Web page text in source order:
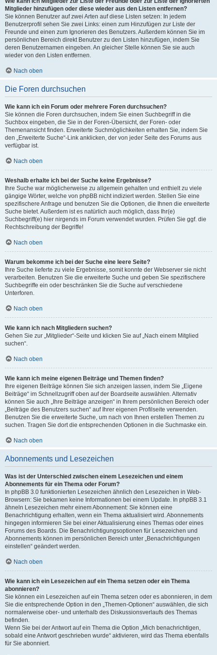
Mitglieder hinzufügen oder diese wieder aus den Listen entfernen?
Sie können Benutzer auf zwei Arten auf diese Listen setzen: In jedem
Benutzerprofil sehen Sie zwei Links: einen zum Hinzufügen zur Liste der
Freunde und einen zum Ignorieren des Benutzers. Außerdem können Sie im
persönlichen Bereich direkt Benutzer zu den Listen hinzufügen, indem Sie
deren Benutzernamen eingeben. An gleicher Stelle können Sie sie auch
wieder von den Listen entfernen.
Nach oben
Die Foren durchsuchen
Wie kann ich ein Forum oder mehrere Foren durchsuchen?
Sie können die Foren durchsuchen, indem Sie einen Suchbegriff in die
Suchbox eingeben, die Sie in der Foren-Übersicht, der Foren- oder
Themenansicht finden. Erweiterte Suchmöglichkeiten erhalten Sie, indem Sie
den „Erweiterte Suche“-Link anklicken, der von jeder Seite des Forums aus
verfügbar ist.
Nach oben
Weshalb erhalte ich bei der Suche keine Ergebnisse?
Ihre Suche war möglicherweise zu allgemein gehalten und enthielt zu viele
gängige Wörter, welche von phpBB nicht indiziert werden. Stellen Sie eine
spezifischere Anfrage und benutzen Sie die Optionen, die Ihnen die erweiterte
Suche bietet. Außerdem ist es natürlich auch möglich, dass Ihr(e)
Suchbegriff(e) hier nirgends im Forum verwendet wurden. Prüfen Sie ggf. die
Rechtschreibung der Begriffe!
Nach oben
Warum bekomme ich bei der Suche eine leere Seite?
Ihre Suche lieferte zu viele Ergebnisse, somit konnte der Webserver sie nicht
verarbeiten. Benutzen Sie die erweiterte Suche und geben Sie spezifischere
Suchbegriffe ein oder beschränken Sie die Suche auf verschiedene
Unterforen.
Nach oben
Wie kann ich nach Mitgliedern suchen?
Gehen Sie zur „Mitglieder“-Seite und klicken Sie auf „Nach einem Mitglied
suchen“.
Nach oben
Wie kann ich meine eigenen Beiträge und Themen finden?
Ihre eigenen Beiträge können Sie sich anzeigen lassen, indem Sie „Eigene
Beiträge“ im Schnellzugriff oben auf der Boardseite auswählen. Alternativ
können Sie auch „Ihre Beiträge anzeigen“ in Ihrem persönlichen Bereich oder
„Beiträge des Benutzers suchen“ auf Ihrer eigenen Profilseite verwenden.
Benutzen Sie die erweiterte Suche, um nach von Ihnen erstellen Themen zu
suchen. Tragen Sie dort die entsprechenden Optionen in die Suchmaske ein.
Nach oben
Abonnements und Lesezeichen
Was ist der Unterschied zwischen einem Lesezeichen und einem
Abonnements für ein Thema oder Forum?
In phpBB 3.0 funktionierten Lesezeichen ähnlich den Lesezeichen in Web-
Browsern: Sie bekamen keine Informationen bei einem Update. In phpBB 3.1
ähneln Lesezeichen mehr einem Abonnement: Sie können eine
Benachrichtigung erhalten, wenn ein Thema aktualisiert wird. Abonnements
hingegen informieren Sie bei einer Aktualisierung eines Themas oder eines
Forums des Boards. Die Benachrichtigungsoptionen für Lesezeichen und
Abonnements können im persönlichen Bereich unter „Benachrichtigungen
einstellen“ geändert werden.
Nach oben
Wie kann ich ein Lesezeichen auf ein Thema setzen oder ein Thema
abonnieren?
Sie können ein Lesezeichen auf ein Thema setzen oder es abonnieren, in dem
Sie die entsprechende Option in den „Themen-Optionen“ auswählen, die sich
normalerweise ober- und unterhalb des Diskussionsverlaufs des Themas
befinden.
Wenn Sie bei der Antwort auf ein Thema die Option „Mich benachrichtigen,
sobald eine Antwort geschrieben wurde“ aktivieren, wird das Thema ebenfalls
für Sie abonniert.